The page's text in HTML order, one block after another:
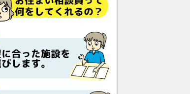
居するとどんな人がサービスをして
れるの？
当に相談無料？
他の紹介会社と「ウチシルベ」はどう
うの？aa